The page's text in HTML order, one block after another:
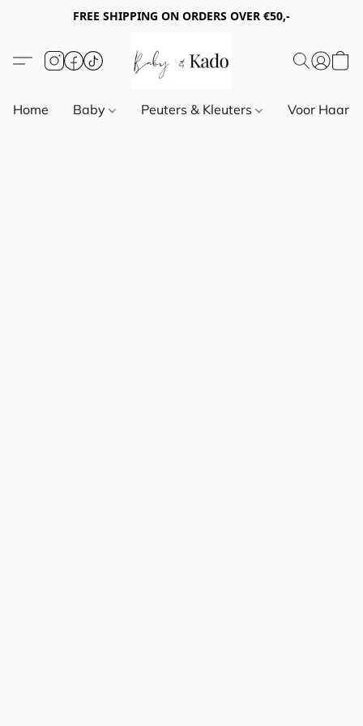
FREE SHIPPING ON ORDERS OVER €50,-
Home Baby Peuters & Kleuters Voor Haar